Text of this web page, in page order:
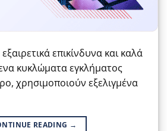
επικίνδυνα και καλά
κυκλώματα εγκλήματος
χρησιμοποιούν εξελιγμένα
READING →